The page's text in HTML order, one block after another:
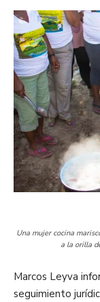
Una mujer cocina
a la orilla
Marcos Leyva
seguimiento